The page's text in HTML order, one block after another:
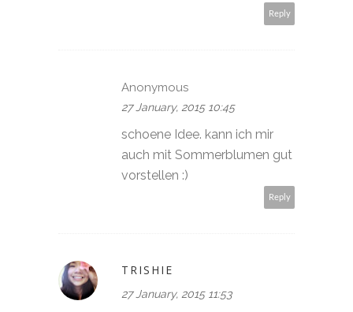
Reply
Anonymous
27 January, 2015 10:45
schoene Idee. kann ich mir
auch mit Sommerblumen gut
vorstellen :)
Reply
TRISHIE
27 January, 2015 11:53